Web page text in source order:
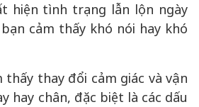
hiện tình trạng lẫn lộn ngày
cảm thấy khó nói hay khó
thấy thay đổi cảm giác và vận
hay chân, đặc biệt là các dấu